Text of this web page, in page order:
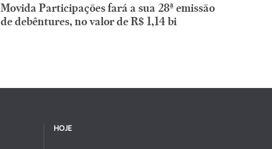
Movida Participações fará a sua 28ª emissão
de debêntures, no valor de R$ 1,14 bi
HOJE